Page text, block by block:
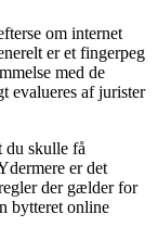
om internet
er et fingerpeg
med de
evalueres af jurister
du skulle få
er det
der gælder for
bytteret online